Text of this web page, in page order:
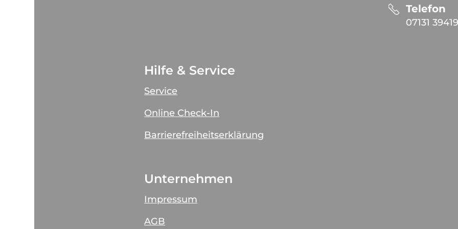
Telefon
07131
Hilfe & Service
Service
Online Check-In
Barrierefreiheitserklärung
Unternehmen
Impressum
AGB